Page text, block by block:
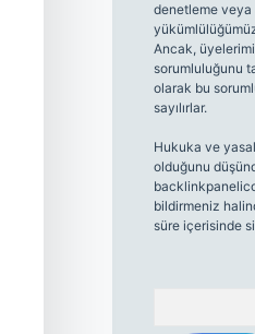
denetleme veya
Ancak,
sorumluluğunu
olarak bu
sayılırlar.
Hukuka ve
olduğunu
bildirmeniz
süre içerisinde